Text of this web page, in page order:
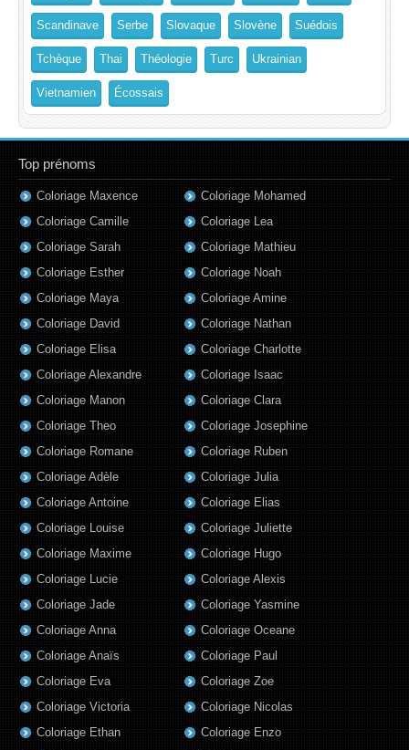
Scandinave Serbe Slovaque Slovène Suédois
Tchèque Thai Théologie Turc Ukrainian
Vietnamien Écossais
Top prénoms
Coloriage Maxence
Coloriage Camille
Coloriage Sarah
Coloriage Esther
Coloriage Maya
Coloriage David
Coloriage Elisa
Coloriage Alexandre
Coloriage Manon
Coloriage Theo
Coloriage Romane
Coloriage Adèle
Coloriage Antoine
Coloriage Louise
Coloriage Maxime
Coloriage Lucie
Coloriage Jade
Coloriage Anna
Coloriage Anaïs
Coloriage Eva
Coloriage Victoria
Coloriage Ethan
Coloriage Mohamed
Coloriage Lea
Coloriage Mathieu
Coloriage Noah
Coloriage Amine
Coloriage Nathan
Coloriage Charlotte
Coloriage Isaac
Coloriage Clara
Coloriage Josephine
Coloriage Ruben
Coloriage Julia
Coloriage Elias
Coloriage Juliette
Coloriage Hugo
Coloriage Alexis
Coloriage Yasmine
Coloriage Oceane
Coloriage Paul
Coloriage Zoe
Coloriage Nicolas
Coloriage Enzo